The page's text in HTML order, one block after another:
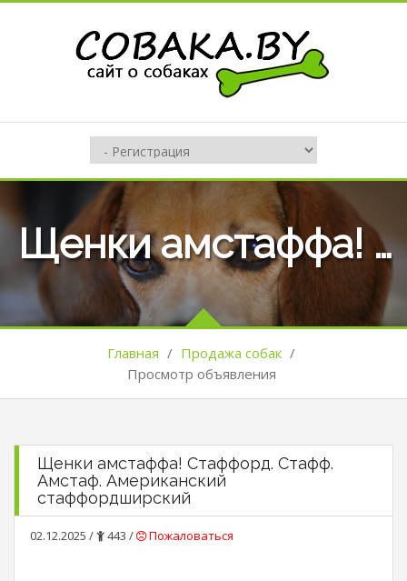
Щенки амстаффа! Стаффорд. Стафф. Амстаф. Американский стаффордширский
Главная / Продажа собак /
Просмотр объявления
Щенки амстаффа! Стаффорд. Стафф.
Амстаф. Американский
стаффордширский
02.12.2025 / 443 / Пожаловаться